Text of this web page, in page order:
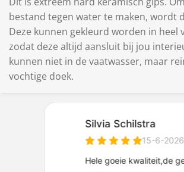
bestand tegen water te maken, wordt
Deze kunnen gekleurd worden in heel
zodat deze altijd aansluit bij jou
kunnen niet in de vaatwasser, maar
vochtige doek.